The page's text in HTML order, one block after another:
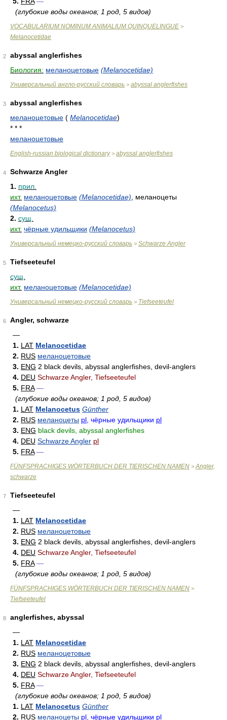
(глубокие воды океанов; 1 род, 5 видов)
VOCABULARIUM NOMINUM ANIMALIUM QUINQUELINGUE >
Melanocetidae
2
abyssal anglerfishes
Биология: меланоцетовые (Melanocetidae)
Универсальный англо-русский словарь > abyssal anglerfishes
3
abyssal anglerfishes
меланоцетовые ( Melanocetidae)
* * *
меланоцетовые
English-russian biological dictionary> abyssal anglerfishes
4
Schwarze Angler
1. прил.
ихт. меланоцетовые (Melanocetidae) , меланоцеты
(Melanocetus)
2. сущ.
ихт. чёрные удильщики (Melanocetus)
Универсальный немецко-русский словарь > Schwarze Angler
5
Tiefseeteufel
сущ.
ихт. меланоцетовые (Melanocetidae)
Универсальный немецко-русский словарь > Tiefseeteufel
6
Angler, schwarze
—
1. LAT Melanocetidae
2. RUS меланоцетовые
3. ENG 2 black devils, abyssal anglerfishes, devil-anglers
4. DEU Schwarze Angler, Tiefseeteufel
5. FRA —
(глубокие воды океанов; 1 род, 5 видов)
1. LAT Melanocetus Günther
2. RUS меланоцеты pl , чёрные удильщики pl
3. ENG black devils, abyssal anglerfishes
4. DEU Schwarze Angler pl
5. FRA —
FÜNFSPRACHIGES WÖRTERBUCH DER TIERISCHEN NAMEN > Angler,
schwarze
7
Tiefseeteufel
—
1. LAT Melanocetidae
2. RUS меланоцетовые
3. ENG 2 black devils, abyssal anglerfishes, devil-anglers
4. DEU Schwarze Angler, Tiefseeteufel
5. FRA —
(глубокие воды океанов; 1 род, 5 видов)
FÜNFSPRACHIGES WÖRTERBUCH DER TIERISCHEN NAMEN >
Tiefseeteufel
8
anglerfishes, abyssal
—
1. LAT Melanocetidae
2. RUS меланоцетовые
3. ENG 2 black devils, abyssal anglerfishes, devil-anglers
4. DEU Schwarze Angler, Tiefseeteufel
5. FRA —
(глубокие воды океанов; 1 род, 5 видов)
1. LAT Melanocetus Günther
2. RUS меланоцеты pl , чёрные удильщики pl